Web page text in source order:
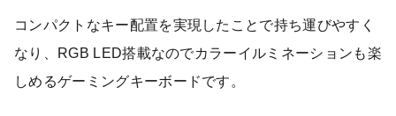
コンパクトなキー配置を実現したことで持ち運びやすく
なり、RGB LED搭載なのでカラーイルミネーションも楽
しめるゲーミングキーボードです。